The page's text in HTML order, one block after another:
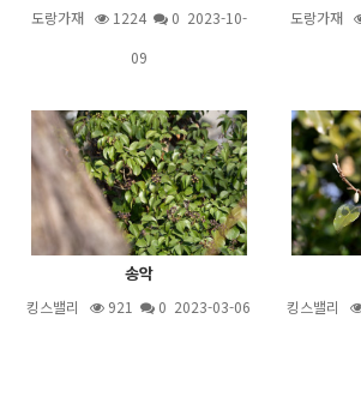
도랑가재 1224
0 2023-10-
09
도랑가재
송악
킹스밸리 921 0 2023-03-06 킹스밸리